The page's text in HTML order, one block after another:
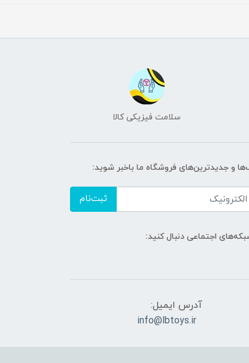
سلامت فیزیکی کالا
و جدیدترین‌های فروشگاه ما باخبر شوید:
ثبت‌نام
اجتماعی دنبال کنید:
آدرس ایمیل:
info@lbtoys.ir